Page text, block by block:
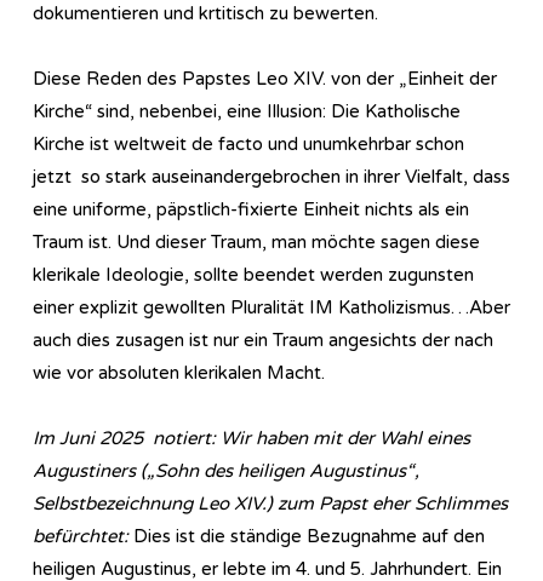
dokumentieren und krtitisch zu bewerten.
Diese Reden des Papstes Leo XIV. von der „Einheit der
Kirche“ sind, nebenbei, eine Illusion: Die Katholische
Kirche ist weltweit de facto und unumkehrbar schon
jetzt so stark auseinandergebrochen in ihrer Vielfalt, dass
eine uniforme, päpstlich-fixierte Einheit nichts als ein
Traum ist. Und dieser Traum, man möchte sagen diese
klerikale Ideologie, sollte beendet werden zugunsten
einer explizit gewollten Pluralität IM Katholizismus…Aber
auch dies zusagen ist nur ein Traum angesichts der nach
wie vor absoluten klerikalen Macht.
Im Juni 2025 notiert: Wir haben mit der Wahl eines
Augustiners („Sohn des heiligen Augustinus“,
Selbstbezeichnung Leo XIV.) zum Papst eher Schlimmes
befürchtet:Dies ist die ständige Bezugnahme auf den
heiligen Augustinus, er lebte im 4. und 5. Jahrhundert. Ein